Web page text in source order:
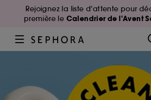
Rejoignez la liste d'attente pour
première le Calendrier de l'Avent